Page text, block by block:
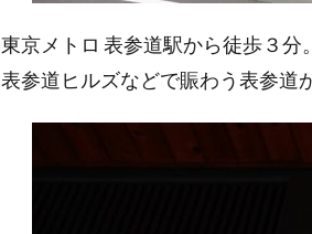
東京メトロ 表参道駅から徒歩３分。
表参道ヒルズなどで賑わう表参道